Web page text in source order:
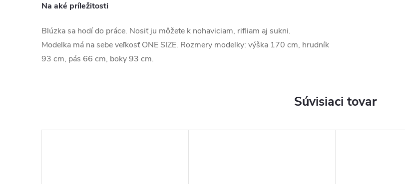
Na aké príležitosti
Blúzka sa hodí do práce. Nosiť ju môžete k nohaviciam, rifliam aj sukni.
Modelka má na sebe veľkosť ONE SIZE. Rozmery modelky: výška 170 cm, hrudník
93 cm, pás 66 cm, boky 93 cm.
Súvisiaci tovar